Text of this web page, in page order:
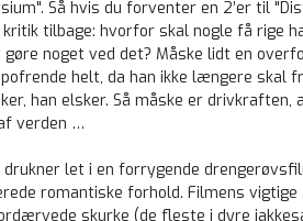
Så hvis du forventer en 2’er til
tilbage: hvorfor skal nogle få rige
noget ved det? Måske lidt en
helt, da han ikke længere skal
han elsker. Så måske er
verden …
drukner let i en forrygende
romantiske forhold. Filmens
skurke (de fleste i dyre